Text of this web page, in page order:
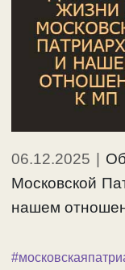
06.12.2025 |
Московской
нашем